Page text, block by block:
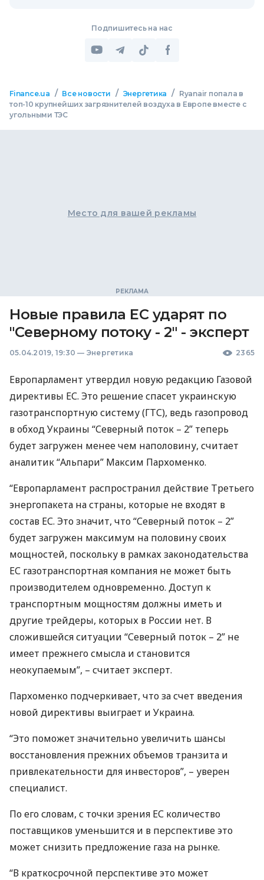
Подпишитесь на нас
Finance.ua / Все новости / Энергетика /
Ryanair попала в
топ-10 крупнейших загрязнителей воздуха в Европе вместе с
угольными ТЭС
Место для вашей рекламы
Новые правила ЕС ударят по
"Северному потоку - 2" - эксперт
05.04.2019, 19:30 — Энергетика 2365
Европарламент утвердил новую редакцию Газовой
директивы ЕС. Это решение спасет украинскую
газотранспортную систему (ГТС), ведь газопровод
в обход Украины “Северный поток – 2” теперь
будет загружен менее чем наполовину, считает
аналитик “Альпари” Максим Пархоменко.
“Европарламент распространил действие Третьего
энергопакета на страны, которые не входят в
состав ЕС. Это значит, что “Северный поток – 2”
будет загружен максимум на половину своих
мощностей, поскольку в рамках законодательства
ЕС газотранспортная компания не может быть
производителем одновременно. Доступ к
транспортным мощностям должны иметь и
другие трейдеры, которых в России нет. В
сложившейся ситуации “Северный поток – 2” не
имеет прежнего смысла и становится
неокупаемым”, – считает эксперт.
Пархоменко подчеркивает, что за счет введения
новой директивы выиграет и Украина.
“Это поможет значительно увеличить шансы
восстановления прежних объемов транзита и
привлекательности для инвесторов”, – уверен
специалист.
По его словам, с точки зрения ЕС количество
поставщиков уменьшится и в перспективе это
может снизить предложение газа на рынке.
“В краткосрочной перспективе это может